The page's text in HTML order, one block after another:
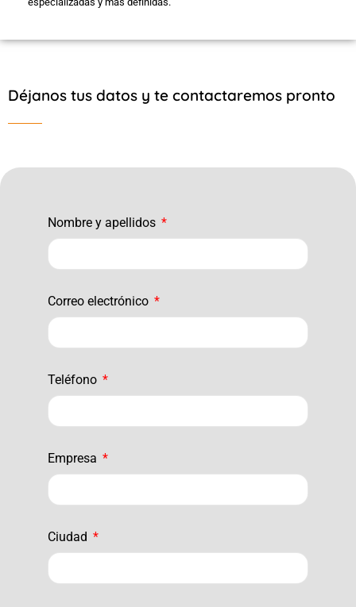
Déjanos tus datos y te contactaremos pronto
Nombre y apellidos
Correo electrónico
Teléfono
Empresa
Ciudad